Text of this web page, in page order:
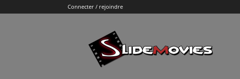
Connecter / rejoindre